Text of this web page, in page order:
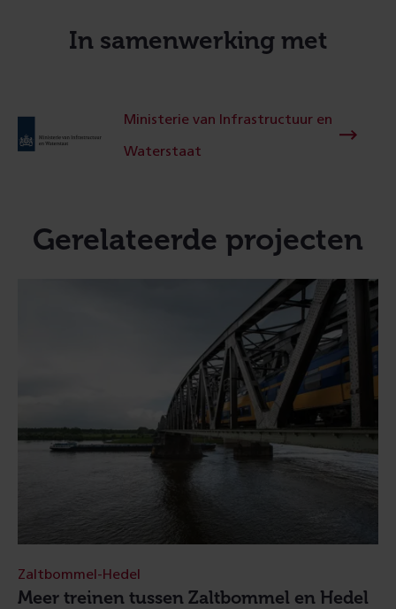
In samenwerking met
Ministerie van Infrastructuur en
Waterstaat
Gerelateerde projecten
Meer treinen tussen Zaltbommel en Hedel
Zaltbommel-Hedel